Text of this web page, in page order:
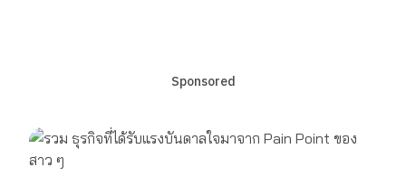
Sponsored